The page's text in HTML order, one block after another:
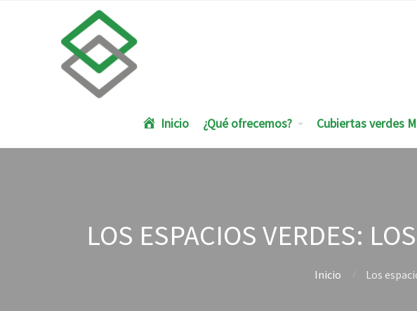
Inicio ¿Qué ofrecemos? Cubiertas verdes
LOS ESPACIOS VERDES:
Inicio Los